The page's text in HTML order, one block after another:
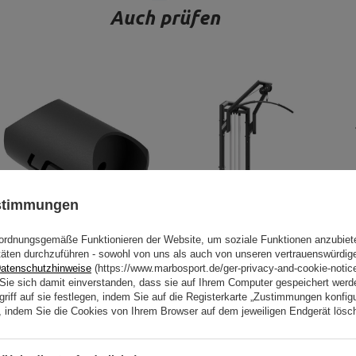
Auch prüfen
Seitlicher Verbinder UF-016 -
UpForm
Niedrigster Produktpreis der letzten 30
Tage: 36,00 €
30,00 €
24,00 €
Latzug mit Steckgewichten UF-
003 - UpForm
Niedrigster Produktpreis der letzten 30
2 320,00 €
1 856,00 €
Funktionieren der Website, um soziale Funktionen
durchzuführen - sowohl von uns als auch von unseren
(https://www.marbosport.de/ger-privacy-and-cookie-
sich damit einverstanden, dass sie auf Ihrem Computer gespeichert
auf sie festlegen, indem Sie auf die Registerkarte „Zustimmungen
indem Sie die Cookies von Ihrem Browser auf dem jeweiligen Endgerät